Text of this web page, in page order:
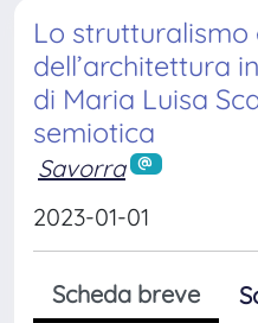
Lo
dell’architettura
di Maria Luisa
semiotica
Savorra
2023-01-01
Scheda breve